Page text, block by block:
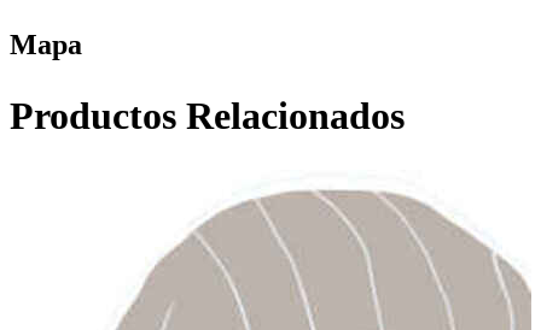
Mapa
Productos Relacionados